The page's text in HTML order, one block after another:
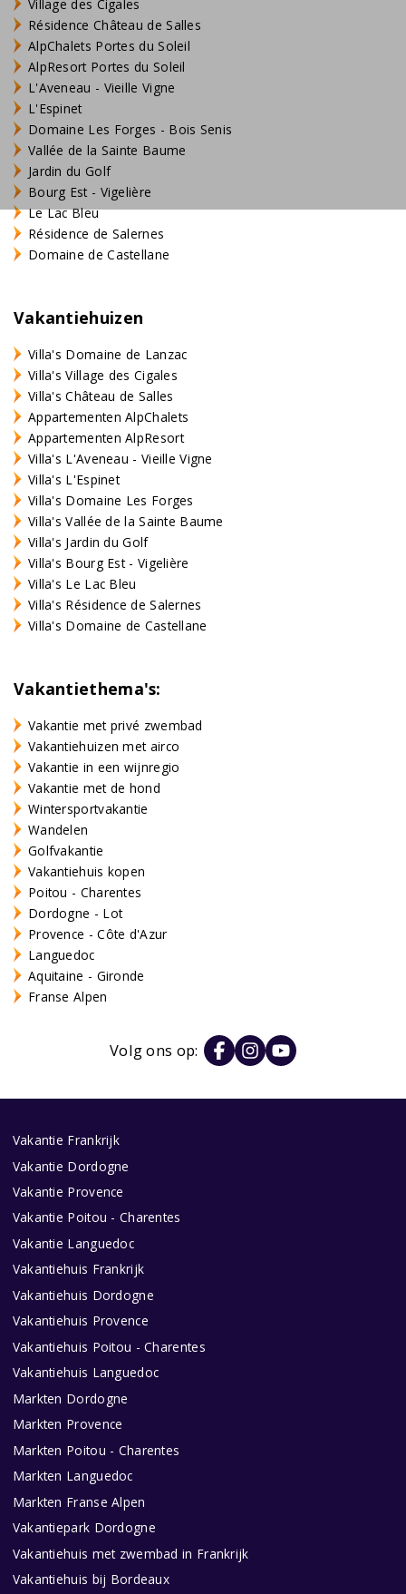
Village des Cigales
Résidence Château de Salles
AlpChalets Portes du Soleil
AlpResort Portes du Soleil
L'Aveneau - Vieille Vigne
L'Espinet
Domaine Les Forges - Bois Senis
Vallée de la Sainte Baume
Jardin du Golf
Bourg Est - Vigelière
Le Lac Bleu
Résidence de Salernes
Domaine de Castellane
Vakantiehuizen
Villa's Domaine de Lanzac
Villa's Village des Cigales
Villa's Château de Salles
Appartementen AlpChalets
Appartementen AlpResort
Villa's L'Aveneau - Vieille Vigne
Villa's L'Espinet
Villa's Domaine Les Forges
Villa's Vallée de la Sainte Baume
Villa's Jardin du Golf
Villa's Bourg Est - Vigelière
Villa's Le Lac Bleu
Villa's Résidence de Salernes
Villa's Domaine de Castellane
Vakantiethema's:
Vakantie met privé zwembad
Vakantiehuizen met airco
Vakantie in een wijnregio
Vakantie met de hond
Wintersportvakantie
Wandelen
Golfvakantie
Vakantiehuis kopen
Poitou - Charentes
Dordogne - Lot
Provence - Côte d'Azur
Languedoc
Aquitaine - Gironde
Franse Alpen
Volg ons op:
Vakantie Frankrijk
Vakantie Dordogne
Vakantie Provence
Vakantie Poitou - Charentes
Vakantie Languedoc
Vakantiehuis Frankrijk
Vakantiehuis Dordogne
Vakantiehuis Provence
Vakantiehuis Poitou - Charentes
Vakantiehuis Languedoc
Markten Dordogne
Markten Provence
Markten Poitou - Charentes
Markten Languedoc
Markten Franse Alpen
Vakantiepark Dordogne
Vakantiehuis met zwembad in Frankrijk
Vakantiehuis bij Bordeaux